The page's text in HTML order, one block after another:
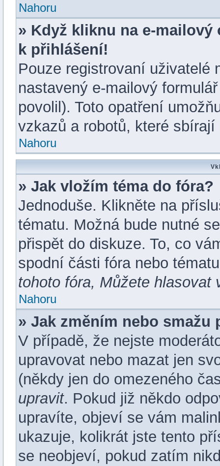
Nahoru
» Když kliknu na e-mailový
k přihlášení!
Pouze registrovaní uživatelé
nastavený e-mailový
povolil). Toto opatření
vzkazů a robotů, které sbírají
Nahoru
» Jak vložím téma do fóra?
Jednoduše. Klikněte na
tématu. Možná bude nutné
přispět do diskuze. To, co
spodní části fóra nebo
tohoto fóra, Můžete hlasovat
Nahoru
» Jak změním nebo smažu
V případě, že nejste
upravovat nebo mazat jen
(někdy jen do omezeného
upravit. Pokud již někdo
upravíte, objeví se vám
ukazuje, kolikrát jste tento
se neobjeví, pokud zatím